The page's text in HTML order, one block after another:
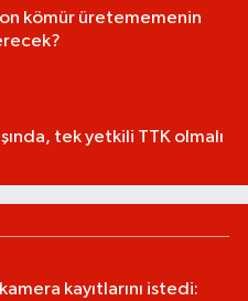
kömür üretememenin
tek yetkili TTK olmalı
kamera kayıtlarını istedi: